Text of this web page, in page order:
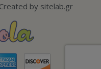
by sitelab.gr